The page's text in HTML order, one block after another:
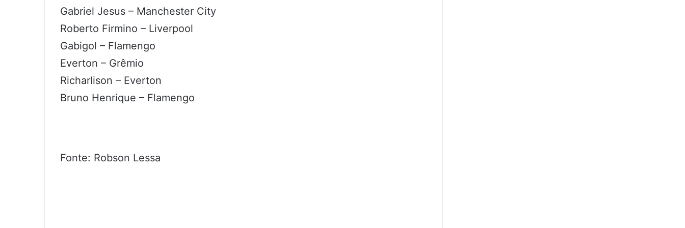
Gabriel Jesus – Manchester City
Roberto Firmino – Liverpool
Gabigol – Flamengo
Everton – Grêmio
Richarlison – Everton
Bruno Henrique – Flamengo
Fonte: Robson Lessa